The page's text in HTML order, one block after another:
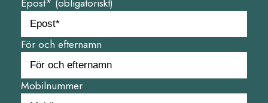
Epost* (obligatoriskt)
För och efternamn
Mobilnummer